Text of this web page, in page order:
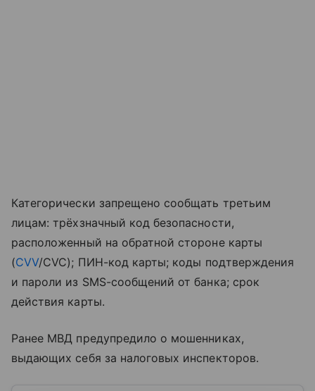
Категорически запрещено сообщать третьим
лицам: трёхзначный код безопасности,
расположенный на обратной стороне карты
(CVV/CVC); ПИН-код карты; коды подтверждения
и пароли из SMS-сообщений от банка; срок
действия карты.
Ранее МВД предупредило о мошенниках,
выдающих себя за налоговых инспекторов.